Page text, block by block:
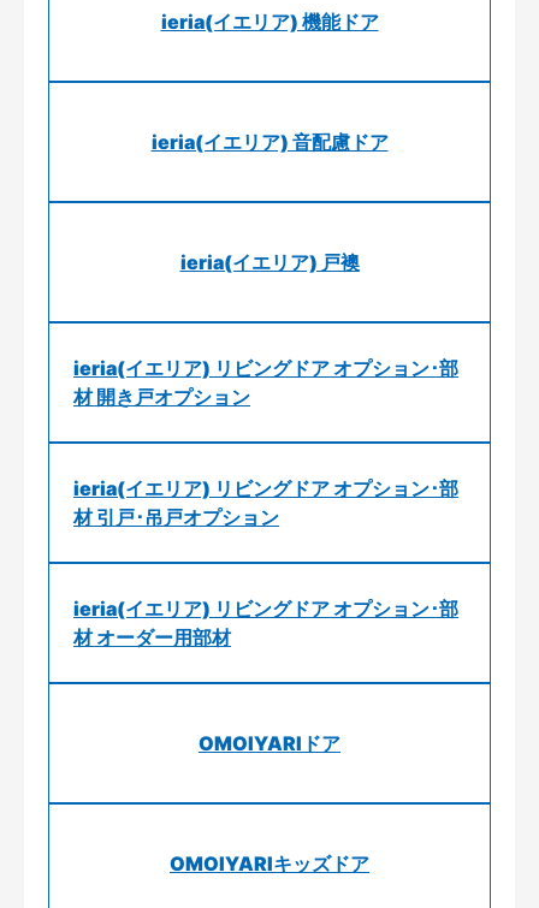
ieria(イエリア) 機能ドア
ieria(イエリア) 音配慮ドア
ieria(イエリア) 戸襖
ieria(イエリア) リビングドア オプション･部
材 開き戸オプション
ieria(イエリア) リビングドア オプション･部
材 引戸･吊戸オプション
ieria(イエリア) リビングドア オプション･部
材 オーダー用部材
OMOIYARIドア
OMOIYARIキッズドア